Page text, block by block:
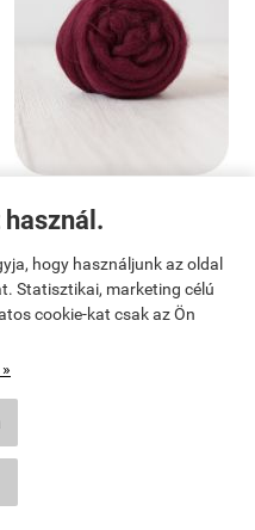
hogy használjunk az oldal
Statisztikai, marketing célú
cookie-kat csak az Ön
SOFT FRUIT (Bordó) 18-19 mic.
Ausztrál merinó szalaggyapjú
22 500 Ft
 KOSÁRBA